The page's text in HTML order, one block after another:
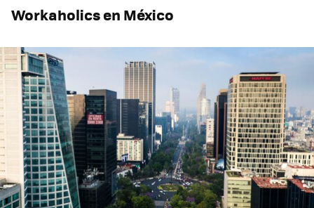
Workaholics en México